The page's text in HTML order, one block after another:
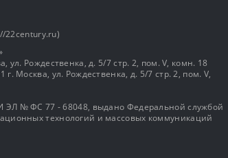
22century.ru)
ул. Рождественка, д. 5/7 стр. 2, пом. V, комн. 18
Москва, ул. Рождественка, д. 5/7 стр. 2, пом. V,
ЭЛ № ФС 77 - 68048, выдано Федеральной службой
технологий и массовых коммуникаций